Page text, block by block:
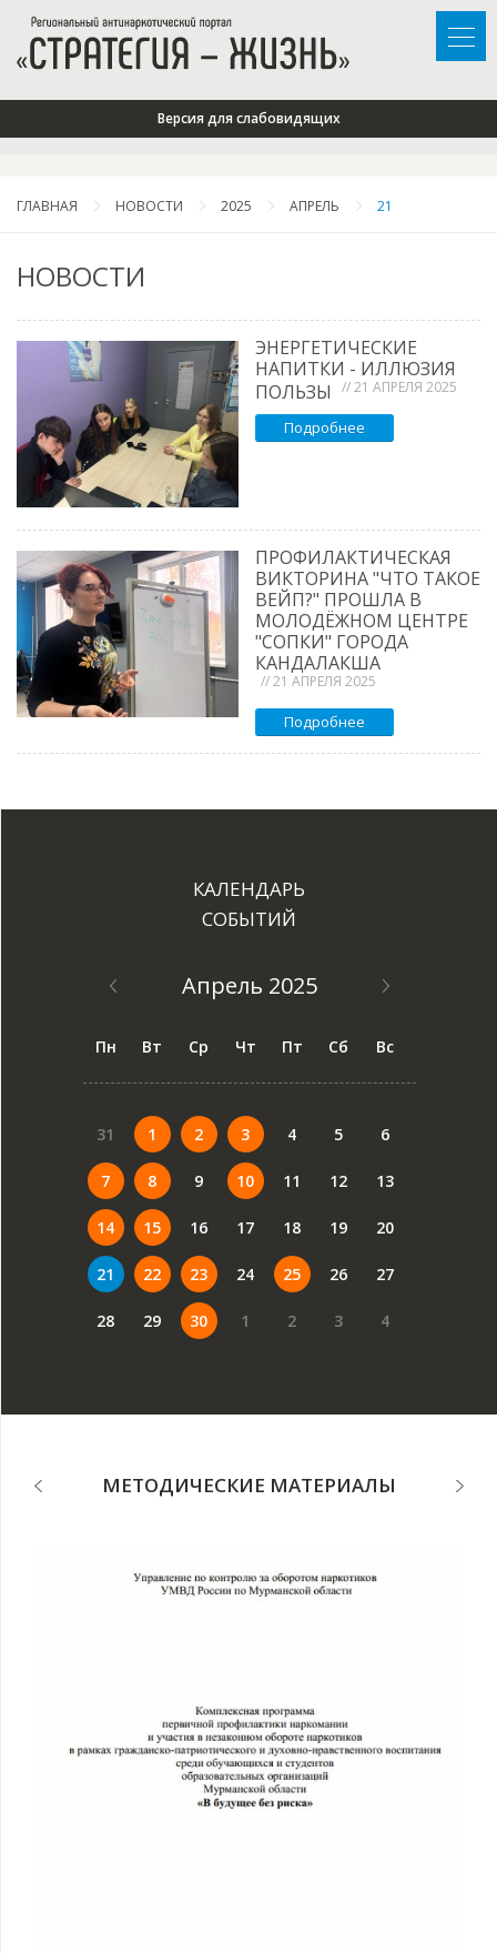
Версия для слабовидящих
ГЛАВНАЯ НОВОСТИ 2025 АПРЕЛЬ 21
НОВОСТИ
ЭНЕРГЕТИЧЕСКИЕ
НАПИТКИ - ИЛЛЮЗИЯ
ПОЛЬЗЫ
// 21 АПРЕЛЯ 2025
Подробнее
ПРОФИЛАКТИЧЕСКАЯ
ВИКТОРИНА "ЧТО ТАКОЕ
ВЕЙП?" ПРОШЛА В
МОЛОДЁЖНОМ ЦЕНТРЕ
"СОПКИ" ГОРОДА
КАНДАЛАКША
// 21 АПРЕЛЯ 2025
Подробнее
КАЛЕНДАРЬ
СОБЫТИЙ
Апрель 2025
Пн Вт Ср Чт Пт Сб Вс
31 1 2 3 4 5 6
7 8 9 10 11 12 13
14 15 16 17 18 19 20
21 22 23 24 25 26 27
28 29 30 1 2 3 4
МЕТОДИЧЕСКИЕ МАТЕРИАЛЫ